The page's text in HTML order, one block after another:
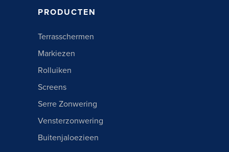
PRODUCTEN
Terrasschermen
Markiezen
Rolluiken
Screens
Serre Zonwering
Vensterzonwering
Buitenjaloezieen